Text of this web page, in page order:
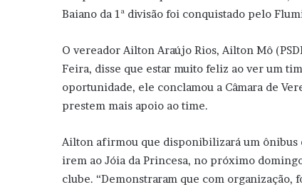
Baiano da 1ª divisão foi conquistado pelo
O vereador Ailton Araújo Rios, Ailton Mô
Feira, disse que estar muito feliz ao ver um
oportunidade, ele conclamou a Câmara de
prestem mais apoio ao time.
Ailton afirmou que disponibilizará um ônibus
irem ao Jóia da Princesa, no próximo
clube. “Demonstraram que com organização,